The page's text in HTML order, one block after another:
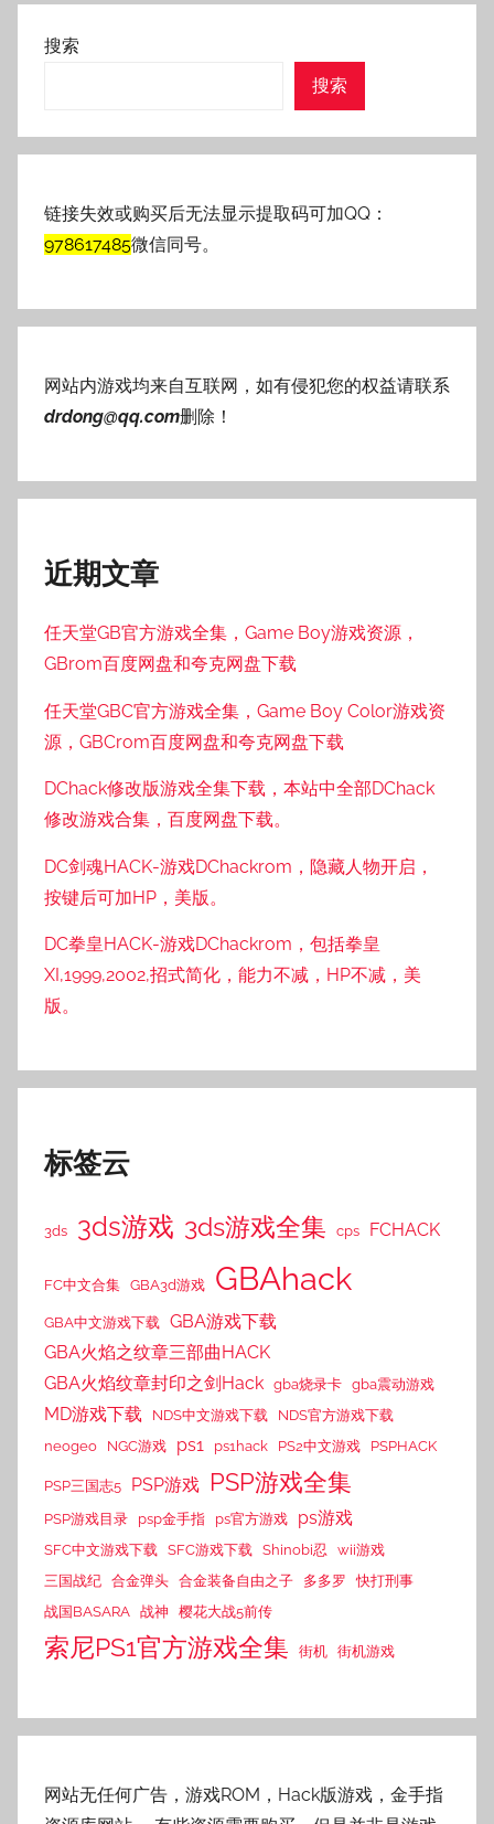
搜索
搜索
链接失效或购买后无法显示提取码可加QQ：
978617485微信同号。
网站内游戏均来自互联网，如有侵犯您的权益请联系
drdong@qq.com删除！
近期文章
任天堂GB官方游戏全集，Game Boy游戏资源，
GBrom百度网盘和夸克网盘下载
任天堂GBC官方游戏全集，Game Boy Color游戏资
源，GBCrom百度网盘和夸克网盘下载
DChack修改版游戏全集下载，本站中全部DChack
修改游戏合集，百度网盘下载。
DC剑魂HACK-游戏DChackrom，隐藏人物开启，
按键后可加HP，美版。
DC拳皇HACK-游戏DChackrom，包括拳皇
XI,1999,2002,招式简化，能力不减，HP不减，美
版。
标签云
3ds 3ds游戏 3ds游戏全集 cps FCHACK
FC中文合集 GBA3d游戏 GBAhack
GBA中文游戏下载 GBA游戏下载
GBA火焰之纹章三部曲HACK
GBA火焰纹章封印之剑Hack gba烧录卡 gba震动游戏
MD游戏下载 NDS中文游戏下载
NDS官方游戏下载
neogeo
NGC游戏 ps1 ps1hack PS2中文游戏 PSPHACK
PSP三国志5 PSP游戏 PSP游戏全集
PSP游戏目录 psp金手指 ps官方游戏 ps游戏
SFC中文游戏下载 SFC游戏下载 Shinobi忍
wii游戏
三国战纪 合金弹头 合金装备自由之子 多多罗
快打刑事
战国BASARA 战神 樱花大战5前传
索尼PS1官方游戏全集 街机 街机游戏
网站无任何广告，游戏ROM，Hack版游戏，金手指